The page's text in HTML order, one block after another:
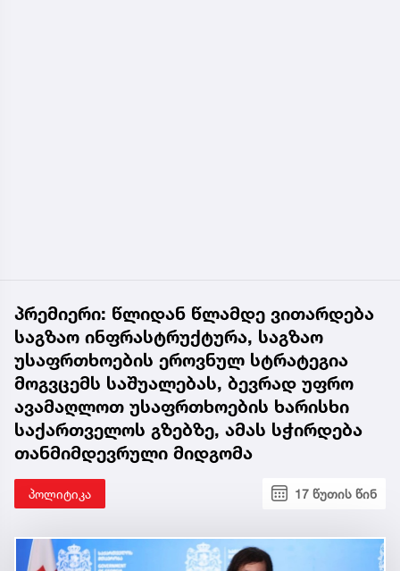
პრემიერი: წლიდან წლამდე ვითარდება
საგზაო ინფრასტრუქტურა, საგზაო
უსაფრთხოების ეროვნულ სტრატეგია
მოგვცემს საშუალებას, ბევრად უფრო
ავამაღლოთ უსაფრთხოების ხარისხი
საქართველოს გზებზე, ამას სჭირდება
თანმიმდევრული მიდგომა
პოლიტიკა 17 წუთის წინ